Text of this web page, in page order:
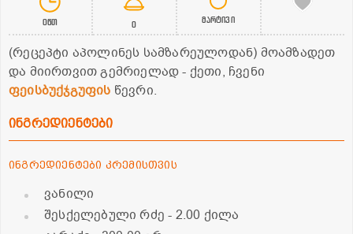
0წთ 0 მარტივი
(რეცეპტი აპოლინეს სამზარეულოდან) მოამზადეთ
და მიირთვით გემრიელად - ქეთი, ჩვენი
ფეისბუქჯგუფის წევრი.
ინგრედიენტები
ინგრედიენტები კრემისთვის
ვანილი
შესქელებული რძე- 2.00 ქილა